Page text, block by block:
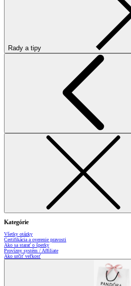
Rady a tipy
Kategórie
Všetky otázky
Certifikácia a overenie pravosti
Ako sa starať o šperky
Provízny systém / Affiliate
Ako určiť veľkosť